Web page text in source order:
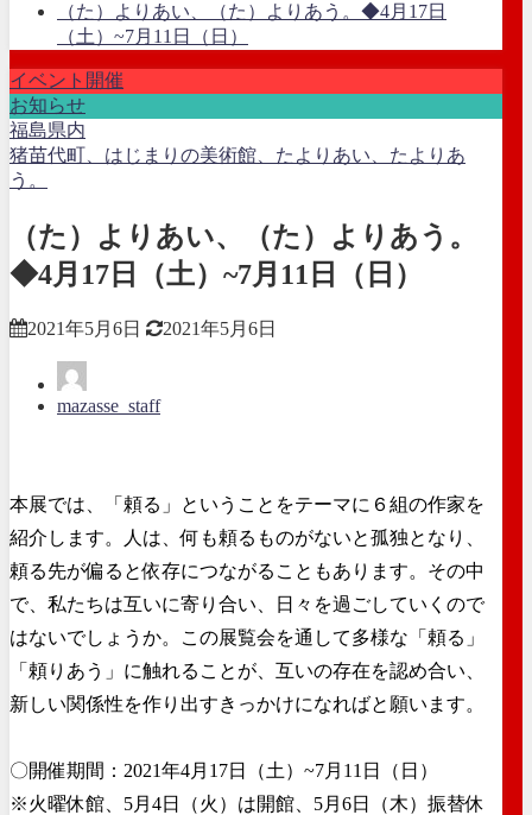
（た）よりあい、（た）よりあう。◆4月17日
（土）~7月11日（日）
イベント開催
お知らせ
福島県内
猪苗代町、はじまりの美術館、たよりあい、たよりあ
う。
（た）よりあい、（た）よりあう。
◆4月17日（土）~7月11日（日）
2021年5月6日 2021年5月6日
mazasse_staff
本展では、「頼る」ということをテーマに６組の作家を
紹介します。人は、何も頼るものがないと孤独となり、
頼る先が偏ると依存につながることもあります。その中
で、私たちは互いに寄り合い、日々を過ごしていくので
はないでしょうか。この展覧会を通して多様な「頼る」
「頼りあう」に触れることが、互いの存在を認め合い、
新しい関係性を作り出すきっかけになればと願います。
〇開催期間：2021年4月17日（土）~7月11日（日）
※火曜休館、5月4日（火）は開館、5月6日（木）振替休